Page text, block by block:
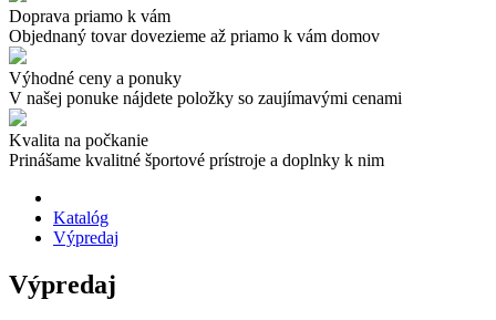
Doprava priamo k vám
Objednaný tovar dovezieme až priamo k vám domov
Výhodné ceny a ponuky
V našej ponuke nájdete položky so zaujímavými cenami
Kvalita na počkanie
Prinášame kvalitné športové prístroje a doplnky k nim
Katalóg
Výpredaj
Výpredaj